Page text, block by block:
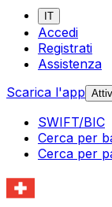
IT
Accedi
Registrati
Assistenza
Scarica l'app
SWIFT/BIC
Cerca per
Cerca per